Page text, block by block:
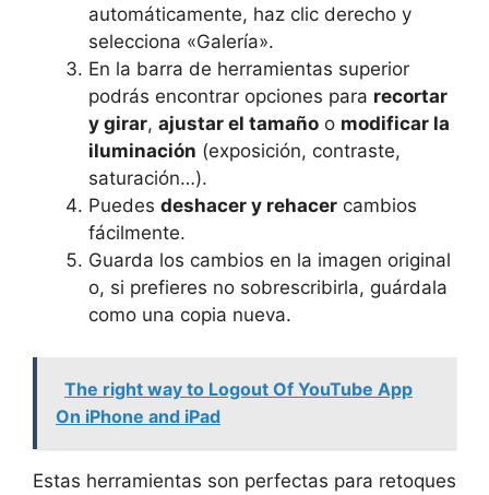
automáticamente, haz clic derecho y
selecciona «Galería».
En la barra de herramientas superior
podrás encontrar opciones para recortar
y girar, ajustar el tamaño o modificar la
iluminación (exposición, contraste,
saturación…).
Puedes deshacer y rehacer cambios
fácilmente.
Guarda los cambios en la imagen original
o, si prefieres no sobrescribirla, guárdala
como una copia nueva.
The right way to Logout Of YouTube App
On iPhone and iPad
Estas herramientas son perfectas para retoques